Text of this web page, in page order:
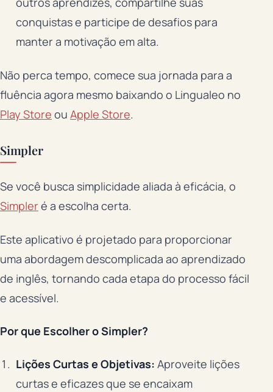
conquistas e participe de desafios para
manter a motivação em alta.
Não perca tempo, comece sua jornada para a
fluência agora mesmo baixando o Lingualeo no
Play Store ou Apple Store.
Simpler
Se você busca simplicidade aliada à eficácia, o
Simpler é a escolha certa.
Este aplicativo é projetado para proporcionar
uma abordagem descomplicada ao aprendizado
de inglês, tornando cada etapa do processo fácil
e acessível.
Por que Escolher o Simpler?
Lições Curtas e Objetivas: Aproveite lições
curtas e eficazes que se encaixam